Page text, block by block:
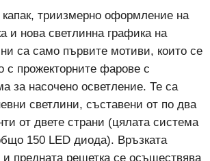
триизмерно оформление на
и нова светлинна графика на
са само първите мотиви, които се
с прожекторните фарове с
за насочено осветление. Те са
светлини, съставени от по два
от двете страни (цялата система
150 LED диода). Връзката
предната решетка се осъществява